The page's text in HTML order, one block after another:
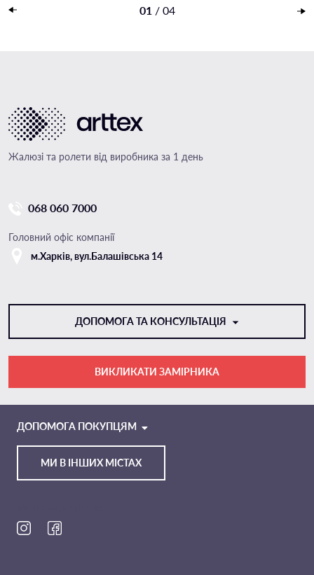
01 / 04
Жалюзі та ролети від виробника за 1 день
068 060 7000
Головний офіс компанії
м.Харкiв, вул.Балашівська 14
ДОПОМОГА ТА КОНСУЛЬТАЦІЯ
TELEGRAM
ВИКЛИКАТИ ЗАМІРНИКА
МИ В ІНШИХ МІСТАХ
ДОПОМОГА ПОКУПЦЯМ